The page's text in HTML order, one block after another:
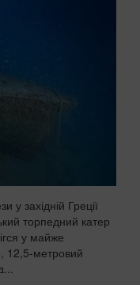
у західній Греції
торпедний катер
у майже
12,5-метровий